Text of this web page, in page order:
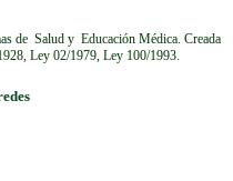
de Salud y Educación Médica. Creada
Ley 02/1979, Ley 100/1993.